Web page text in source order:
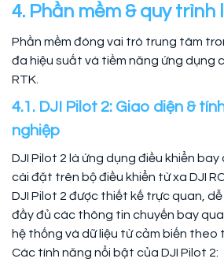
4. Phần mềm & quy trình
Phần mềm đóng vai trò trung tâm
đa hiệu suất và tiềm năng ứng dụng
RTK.
4.1. DJI Pilot 2: Giao diện &
nghiệp
DJI Pilot 2 là ứng dụng điều khiển
cài đặt trên bộ điều khiển từ xa DJI
DJI Pilot 2 được thiết kế trực quan,
đầy đủ các thông tin chuyến bay
hệ thống và dữ liệu từ cảm biến theo
Các tính năng nổi bật của DJI Pilot 2: